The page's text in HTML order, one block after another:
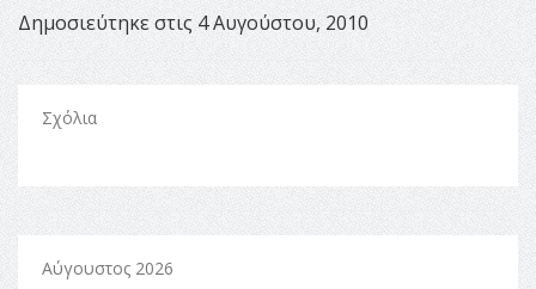
Δημοσιεύτηκε στις 4 Αυγούστου, 2010
Σχόλια
Αύγουστος 2026